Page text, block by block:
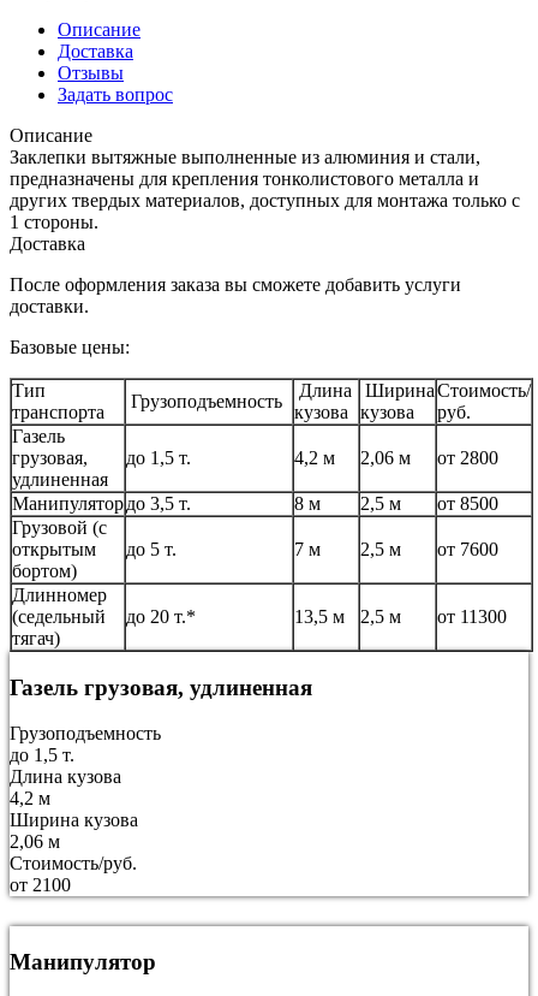
Описание
Доставка
Отзывы
Задать вопрос
Описание
Заклепки вытяжные выполненные из алюминия и стали,
предназначены для крепления тонколистового металла и
других твердых материалов, доступных для монтажа только с
1 стороны.
Доставка
После оформления заказа вы сможете добавить услуги
доставки.
Базовые цены:
Тип
транспорта
Грузоподъемность
Длина
кузова
Ширина
кузова
Стоимость/
руб.
Газель
грузовая,
удлиненная
до 1,5 т. 4,2 м 2,06 м от 2800
Манипулятордо 3,5 т. 8 м 2,5 м
от 8500
Грузовой (с
открытым
бортом)
до 5 т. 7 м 2,5 м от 7600
Длинномер
(седельный
тягач)
до 20 т.* 13,5 м 2,5 м от 11300
Газель грузовая, удлиненная
Грузоподъемность
до 1,5 т.
Длина кузова
4,2 м
Ширина кузова
2,06 м
Стоимость/руб.
от 2100
Манипулятор